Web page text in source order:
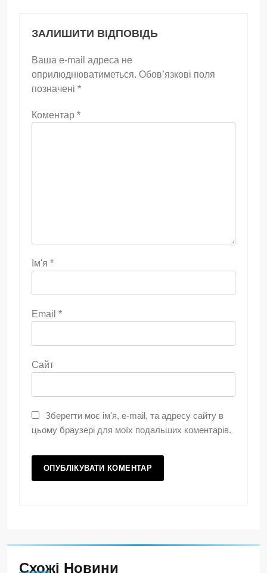
ЗАЛИШИТИ ВІДПОВІДЬ
Ваша e-mail адреса не
оприлюднюватиметься. Обов’язкові поля
позначені *
Коментар *
Ім'я *
Email *
Сайт
Зберегти моє ім'я, e-mail, та адресу сайту в
цьому браузері для моїх подальших коментарів.
Схожі Новини